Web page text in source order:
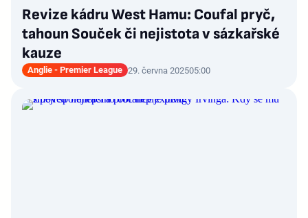
Revize kádru West Hamu: Coufal pryč,
tahoun Souček či nejistota v sázkařské
kauze
Anglie - Premier League 29. června 202505:00